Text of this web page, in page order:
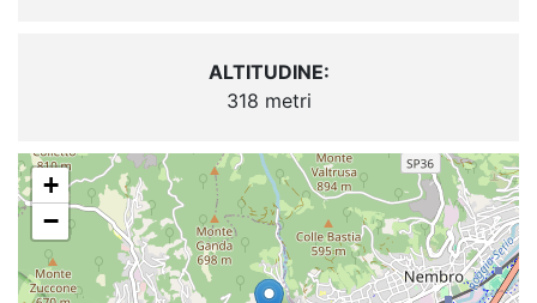
ALTITUDINE:
318 metri
+
−